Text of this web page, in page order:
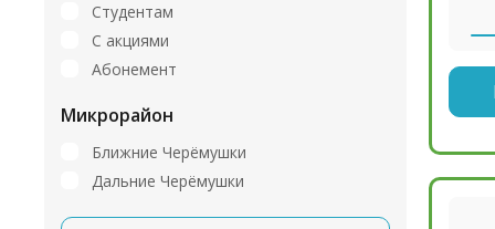
Студентам
С акциями
Абонемент
Микрорайон
Ближние Черёмушки
Дальние Черёмушки